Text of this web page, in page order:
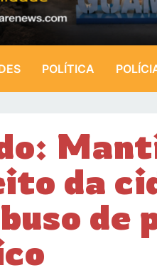
POLÍTICA
da
de